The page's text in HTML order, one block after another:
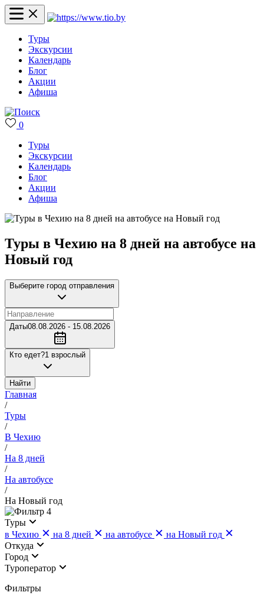
Туры
Экскурсии
Календарь
Блог
Акции
Афиша
0
Туры
Экскурсии
Календарь
Блог
Акции
Афиша
Туры в Чехию на 8 дней на автобусе на
Новый год
Выберите город отправления
Даты08.08.2026 - 15.08.2026
Кто едет?1 взрослый
Найти
Главная
/
Туры
/
В Чехию
/
На 8 дней
/
На автобусе
/
На Новый год
4
Туры
в Чехию
на 8 дней на автобусе
на Новый год
Откуда
Город
Туроператор
Фильтры